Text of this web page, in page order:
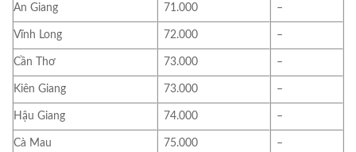
An Giang 71.000 –
Vĩnh Long 72.000 –
Cần Thơ 73.000 –
Kiên Giang 73.000 –
Hậu Giang 74.000 –
Cà Mau 75.000 –